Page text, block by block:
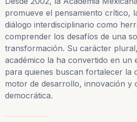
promueve el pensamiento crítico,
diálogo interdisciplinario como
comprender los desafíos de una
transformación. Su carácter
académico la ha convertido en un
para quienes buscan fortalecer la
motor de desarrollo, innovación y
democrática.